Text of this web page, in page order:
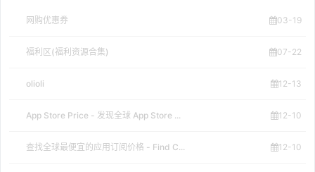
网购优惠券 03-19
福利区(福利资源合集) 07-22
olioli 12-13
App Store Price - 发现全球 App Store ... 12-10
查找全球最便宜的应用订阅价格 - Find C... 12-10